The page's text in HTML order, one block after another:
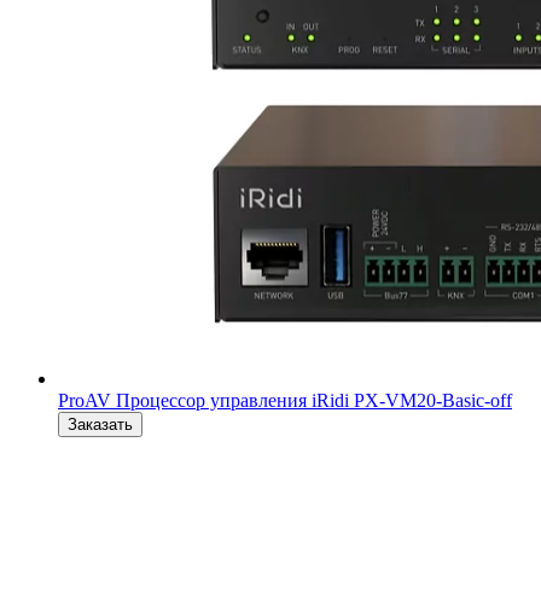
ProAV Процессор управления iRidi PX-VM20-Basic-off
Заказать